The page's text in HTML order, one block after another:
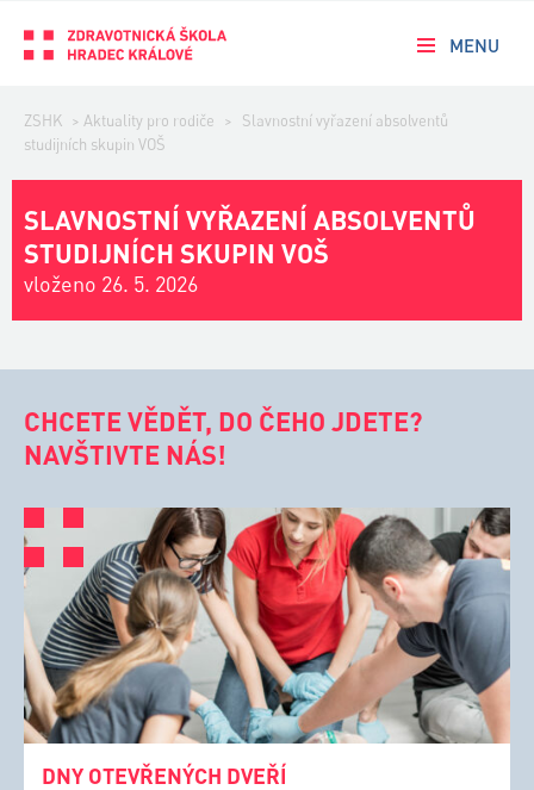
MENU
ZSHK > Aktuality pro rodiče >
Slavnostní vyřazení absolventů
studijních skupin VOŠ
SLAVNOSTNÍ VYŘAZENÍ ABSOLVENTŮ
STUDIJNÍCH SKUPIN VOŠ
vloženo 26. 5. 2026
CHCETE VĚDĚT, DO ČEHO JDETE?
NAVŠTIVTE NÁS!
DNY OTEVŘENÝCH DVEŘÍ